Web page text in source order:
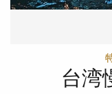
台湾